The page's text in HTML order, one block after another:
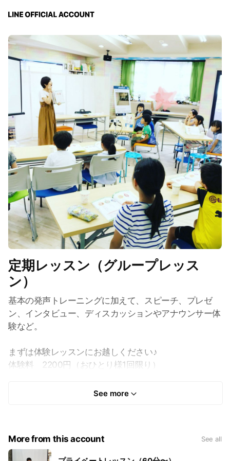
定期レッスン（グループレッス
ン）
基本の発声トレーニングに加えて、スピーチ、プレゼ
ン、インタビュー、ディスカッションやアナウンサー体
験など。
まずは体験レッスンにお越しください♪
体験料 2200円（おひとり様1回限り）
月謝：8800円（月2回）See more
More from this account See all